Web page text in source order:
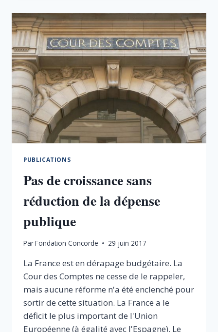
:
BIEN
MAIS
PEUT
MIEUX
FAIRE
PUBLICATIONS
Pas de croissance sans
réduction de la dépense
publique
ParFondation Concorde 29 juin 2017
La France est en dérapage budgétaire. La
Cour des Comptes ne cesse de le rappeler,
mais aucune réforme n'a été enclenché pour
sortir de cette situation. La France a le
déficit le plus important de l'Union
Européenne (à égalité avec l'Espagne). Le